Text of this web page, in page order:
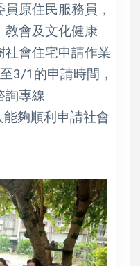
原住民服務員，
教會及文化健康
社會住宅申請作業
3/1的申請時間，
詢專線
夠順利申請社會